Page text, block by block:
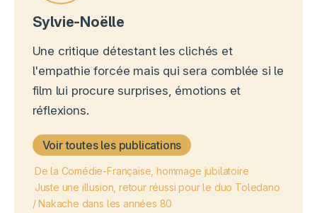
Sylvie-Noëlle
Une critique détestant les clichés et
l'empathie forcée mais qui sera comblée si le
film lui procure surprises, émotions et
réflexions.
Voir toutes les publications
De la Comédie-Française, hommage jubilatoire
Juste une illusion, retour réussi pour le duo Toledano
/ Nakache dans les années 80